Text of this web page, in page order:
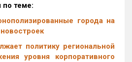
по теме:
города на
политику региональной
уровня корпоративного